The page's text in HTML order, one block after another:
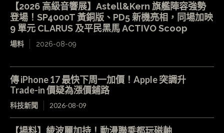
【2026 高級音響展】Astell&Kern 旗艦陣容強勢
登場！SP4000T 黃銅版、PD5 新機亮相，同場加映
9 單元 CLARUS 及平民黑馬 ACTIVO Scoop
場料 2026-08-09
傳 iPhone 17 最快下周一加價！Apple 突調升
Trade-in 價疑為漲價鋪路
科技新聞 2026-08-09
【場料】綾波麗加持！動漫聯乘都玩磁軸